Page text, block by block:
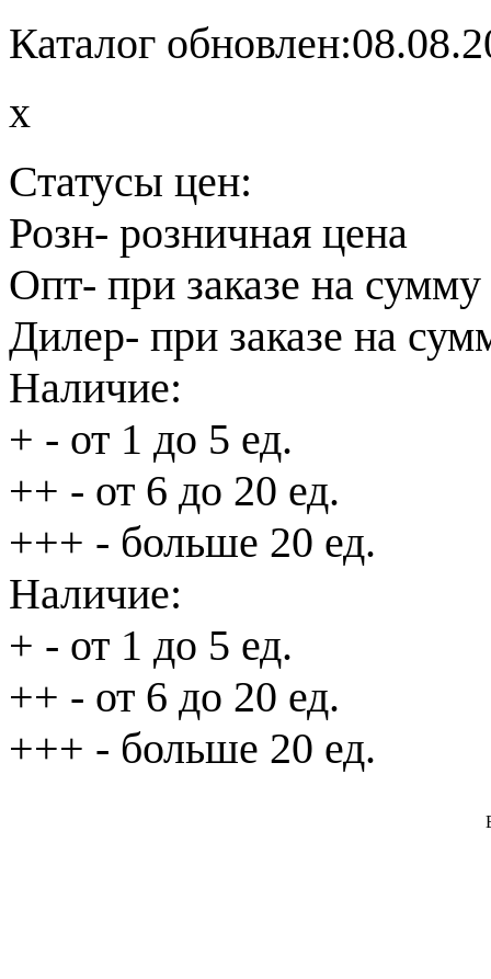
Каталог
x
Статусы цен:
Розн- розничная цена
Опт- при заказе на
Дилер- при заказе на
Наличие:
+ - от 1 до 5 ед.
++ - от 6 до 20 ед.
+++ - больше 20 ед.
Наличие:
+ - от 1 до 5 ед.
++ - от 6 до 20 ед.
+++ - больше 20 ед.